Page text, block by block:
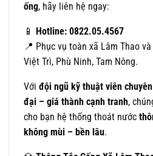
ống, hãy liên hệ ngay:
📱
Hotline: 0822.05.4567
📍 Phục vụ toàn xã Lâm Thao
Việt Trì, Phù Ninh, Tam Nông.
Với đội ngũ kỹ thuật viên
đại – giá thành cạnh tranh,
cho bạn hệ thống thoát nước
không mùi – bền lâu.